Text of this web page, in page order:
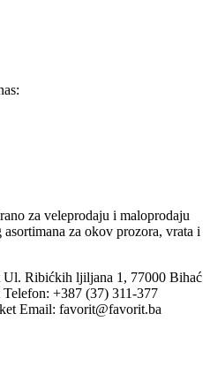
za veleprodaju i maloprodaju
za okov prozora, vrata i
Ul. Ribićkih ljiljana 1, 77000 Bihać
Telefon: +387 (37) 311-377
Email: favorit@favorit.ba